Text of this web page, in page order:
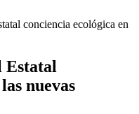
conciencia ecológica en
Estatal
nuevas